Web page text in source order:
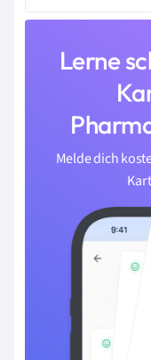
Lerne
Melde dich